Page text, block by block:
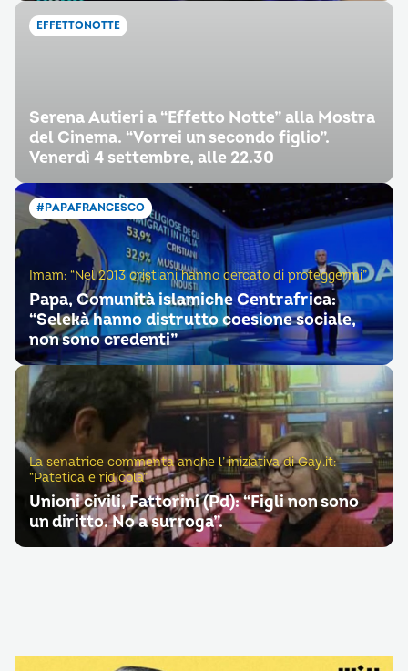
EFFETTONOTTE
Serena Autieri a “Effetto Notte” alla Mostra
del Cinema. “Vorrei un secondo figlio”.
Venerdì 4 settembre, alle 22.30
#PAPAFRANCESCO
Imam: “Nel 2013 cristiani hanno cercato di proteggermi”
Papa, Comunità islamiche Centrafrica:
“Selekà hanno distrutto coesione sociale,
non sono credenti”
La senatrice commenta anche l’ iniziativa di Gay.it:
“Patetica e ridicola”
Unioni civili, Fattorini (Pd): “Figli non sono
un diritto. No a surroga”.